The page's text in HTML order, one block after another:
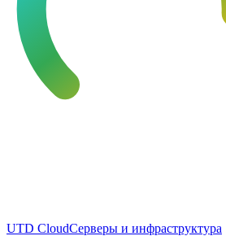
UTD CloudСерверы и инфраструктура